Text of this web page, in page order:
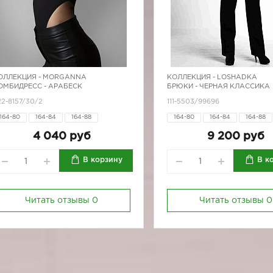
- MORGANNA
- АРАБЕСК
8157/30/2
164-80 164-84 164-88
170-88 170-92
4 040 руб
В корзину
Читать отзывы 0
КОЛЛЕКЦИЯ - LOSHADKA
БРЮКИ - ЧЕРНАЯ КЛАССИКА
111-5503/99696
164-80 164-84 164-88
170-88 170-92
9 200 руб
В
Читать отзывы 0